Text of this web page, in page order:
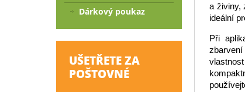
a živiny,
ideální
Při
Dárkový poukaz
UŠETŘETE ZA
POŠTOVNÉ